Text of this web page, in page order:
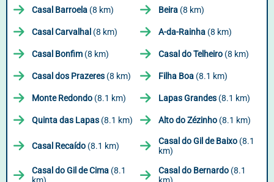
Casal Barroela (8 km) Beira (8 km)
Casal Carvalhal (8 km) A-da-Rainha (8 km)
Casal Bonfim (8 km) Casal do Telheiro (8 km)
Casal dos Prazeres (8 km) Filha Boa (8.1 km)
Monte Redondo (8.1 km) Lapas Grandes (8.1 km)
Quinta das Lapas (8.1 km) Alto do Zézinho (8.1 km)
Casal Recaído (8.1 km) Casal do Gil de Baixo (8.1
km)
Casal do Gil de Cima (8.1
Casal do Bernardo (8.1